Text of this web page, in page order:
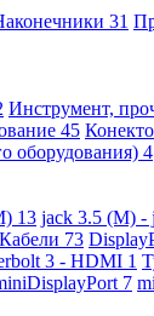
31
Инструмент,
45
оборудования) 4
13 jack 3.5 (M) -
73
3 - HDMI 1
7